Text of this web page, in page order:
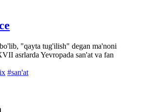
"qayta tug'ilish" degan ma'noni
asrlarda Yevropada san'at va fan
#san'at